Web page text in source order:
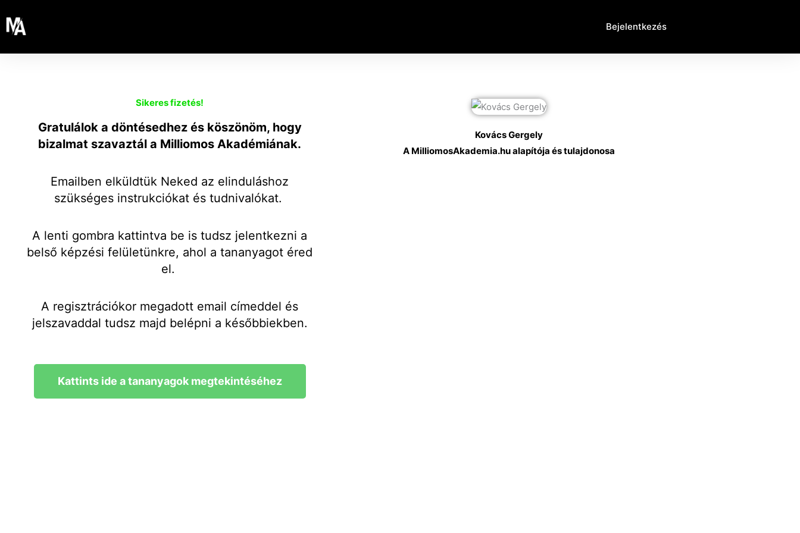
Bejelentkezés
Sikeres fizetés!
Gratulálok a döntésedhez és köszönöm, hogy
bizalmat szavaztál a Milliomos Akadémiának.
Emailben elküldtük Neked az elinduláshoz
szükséges instrukciókat és tudnivalókat.
A lenti gombra kattintva be is tudsz jelentkezni a
belső képzési felületünkre, ahol a tananyagot éred
el.
A regisztrációkor megadott email címeddel és
jelszavaddal tudsz majd belépni a későbbiekben.
Kattints ide a tananyagok megtekintéséhez
Kovács Gergely
A MilliomosAkademia.hu alapítója és tulajdonosa